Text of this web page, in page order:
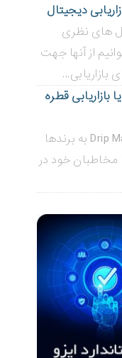
های نظری
از آنها جهت
بازاریابی...
بازاریابی قطره
بازاریابی قطره ای Drip Marketing به برندها
مخاطبان خود در